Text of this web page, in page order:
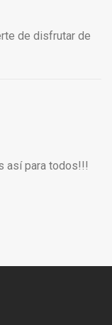
de disfrutar de
así para todos!!!